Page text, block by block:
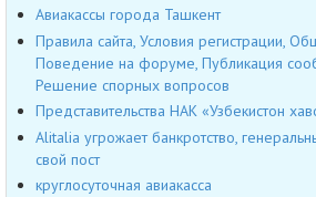
Авиакассы города Ташкент
Правила сайта, Условия регистрации,
Поведение на форуме, Публикация
Решение спорных вопросов
Представительства НАК «Узбекистон
Alitalia угрожает банкротство,
свой пост
круглосуточная авиакасса